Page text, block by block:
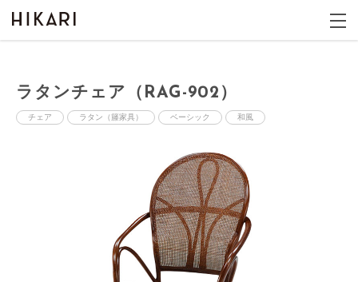
ラタンチェア（RAG-902）
チェア ラタン（籐家具） ベーシック 和風